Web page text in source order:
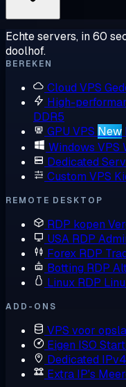
Echte servers, in 60
doolhof.
BEREKEN
Cloud VPS
High-
DDR5
GPU VPS New
Windows VPS
Dedicated
Custom VPS
REMOTE DESKTOP
RDP kopen
USA RDP
Forex RDP
Botting RDP
Linux RDP
ADD-ONS
VPS voor
Eigen ISO
Dedicated IPv4
Extra IP's